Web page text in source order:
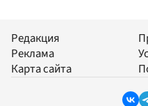
Редакция
Реклама
Карта сайта